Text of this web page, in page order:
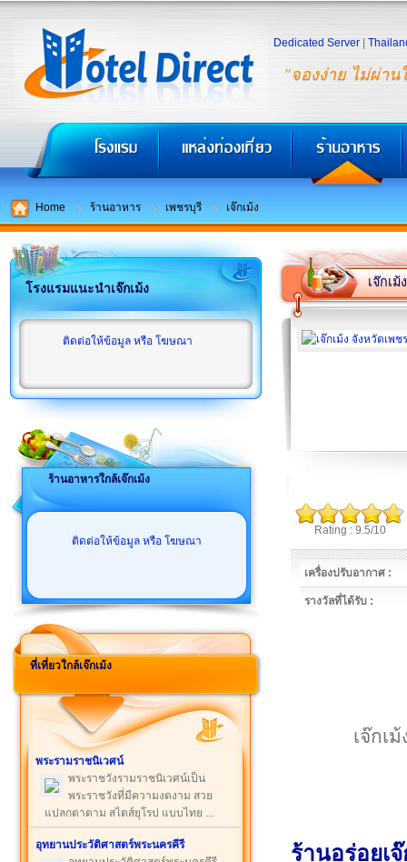
"จองง่าย ไม่ผ่าน
Dedicated Server
Home ร้านอาหาร เพชรบุรี เจ๊กเม้ง
โรงแรมแนะนำเจ๊กเม้ง
ติดต่อให้ข้อมูล หรือ โฆษณา
ร้านอาหารใกล้เจ๊กเม้ง
ติดต่อให้ข้อมูล หรือ โฆษณา
ที่เที่ยวใกล้เจ๊กเม้ง
พระรามราชนิเวศน์
พระราชวังรามราชนิเวศน์เป็น
พระราชวังที่มีความงดงาม สวย
แปลกตาตาม สไตส์ยุโรป แบบไทย ...
อุทยานประวัติศาสตร์พระนครคีรี
เจ๊กเม้ง
Rating : 9.5/10
เครื่องปรับอากาศ :
รางวัลที่ได้รับ :
เจ๊กเ
ร้านอร่อยเ